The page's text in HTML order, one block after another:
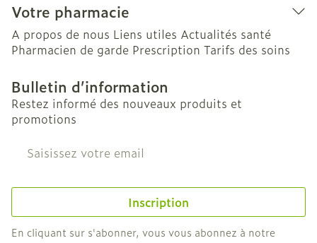
Votre pharmacie
A propos de nous Liens utiles Actualités santé
Pharmacien de garde Prescription Tarifs des soins
Bulletin d’information
Restez informé des nouveaux produits et
promotions
Adresse mail
Inscription
En cliquant sur s'abonner, vous vous abonnez à notre